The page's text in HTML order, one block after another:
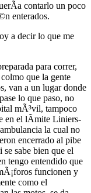
contarlo un poco
enterados.
a decir lo que me
para correr,
que la gente
van a un lugar donde
lo que paso, no
mÃ³vil, tampoco
en el lÃ­mite Liniers-
la cual no
encerrado al pibe
sabe bien que el
tengo entendido que
funcionen y
como el